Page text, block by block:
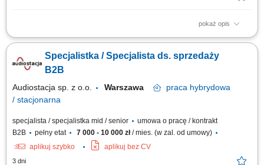
pokaż opis
Opis stanowiska Nawiązywanie współpracy z nowymi klientami oraz
kontaktu z obecnymi kontrahentami i zapewnianie wysokiego standardu
obsługi. Przygotowywanie ofert handlowych dopasowanych do potrzeb
Specjalistka / Specjalista ds. sprzedaży
B2B
Audiostacja sp. z o.o. Warszawa praca hybrydowa
/ stacjonarna
specjalista / specjalistka mid / senior
umowa o pracę / kontrakt
B2B
pełny etat 7 000 - 10 000 zł/ mies. (w zal. od umowy)
aplikuj szybko
aplikuj bez CV
3 dni